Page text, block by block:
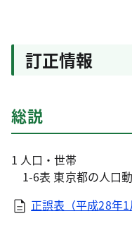
訂正情報
総説
1 人口・世帯
1-6表 東京都の人口
正誤表（平成28年1